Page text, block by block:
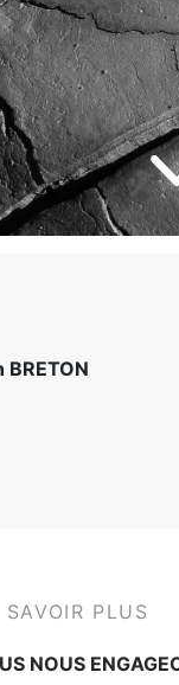
SAVOIR PLUS
NOUS